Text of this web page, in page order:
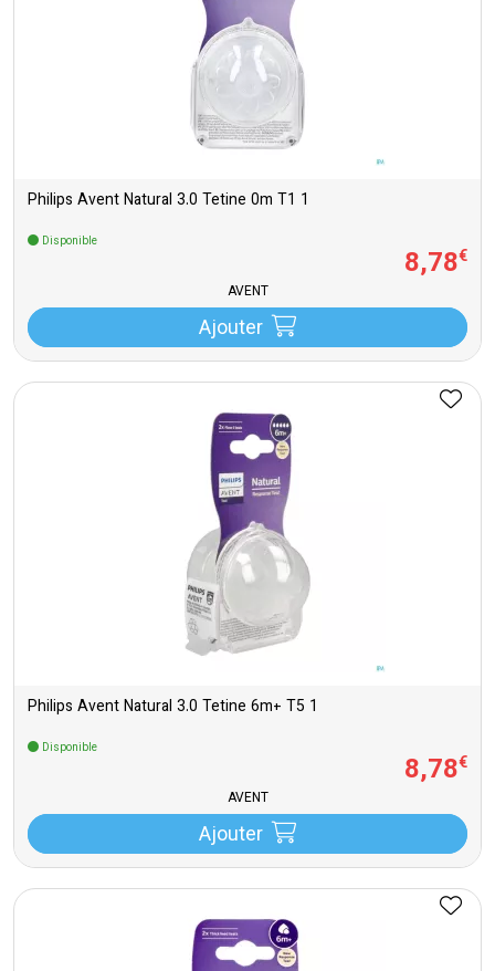
Philips Avent Natural 3.0 Tetine 0m T1 1
Disponible
8,78€
AVENT
Ajouter
Philips Avent Natural 3.0 Tetine 6m+ T5 1
Disponible
8,78€
AVENT
Ajouter